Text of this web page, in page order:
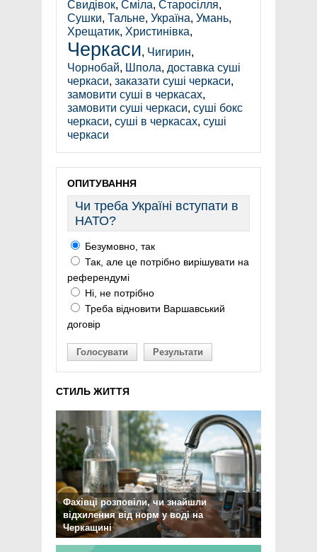
Свидівок, Сміла, Старосілля,
Сушки, Тальне, Україна, Умань,
Хрещатик, Христинівка,
Черкаси, Чигирин,
Чорнобай, Шпола, доставка суші
черкаси, заказати суші черкаси,
замовити суші в черкасах,
замовити суші черкаси, суші бокс
черкаси, суші в черкасах, суші
черкаси
ОПИТУВАННЯ
Чи треба Україні вступати в
НАТО?
Безумовно, так
Так, але це потрібно вирішувати на
референдумі
Ні, не потрібно
Треба відновити Варшавський
договір
Голосувати Результати
СТИЛЬ ЖИТТЯ
Фахівці розповіли, чи знайшли
відхилення від норм у воді на
Черкащині